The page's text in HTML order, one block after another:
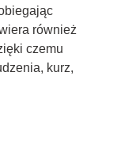
również
czemu
kurz,